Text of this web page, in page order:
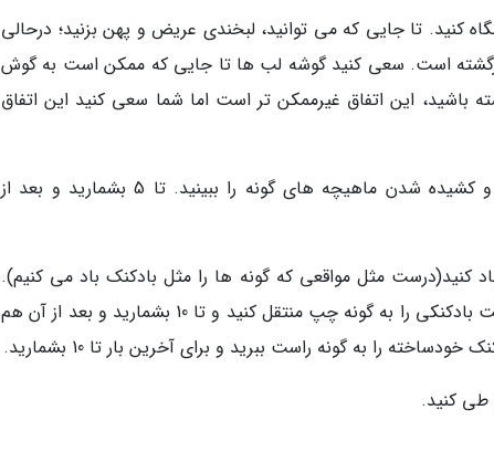
کنید. تا جایی که می توانید، لبخندی عریض و پهن بزنید؛ درحالی
است. سعی کنید گوشه لب ها تا جایی که ممکن است به گوش
باشید، این اتفاق غیرممکن تر است اما شما سعی کنید این اتفاق
6- حالا بینی تان را چین بدهید و در آینه، بالا رفتن و کشیده شدن ماهیچه های گونه را ببینید. تا 5 بشمارید و بعد از
کنید(درست مثل مواقعی که گونه ها را مثل بادکنک باد می کنیم).
همین حالت را حفظ کنید و تا 10 بشمارید. حالا این حالت بادکنکی را به گونه چپ منتقل کنید و تا 10 بشمارید و بعد از آن هم